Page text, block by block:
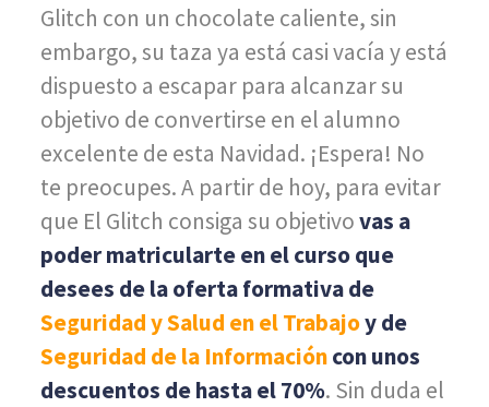
Glitch con un chocolate caliente, sin
embargo, su taza ya está casi vacía y está
dispuesto a escapar para alcanzar su
objetivo de convertirse en el alumno
excelente de esta Navidad. ¡Espera! No
te preocupes. A partir de hoy, para evitar
que El Glitch consiga su objetivovas a
poder matricularte en el curso que
desees de la oferta formativa de
Seguridad y Salud en el Trabajoy de
Seguridad de la Informacióncon unos
descuentos de hasta el 70%. Sin duda el